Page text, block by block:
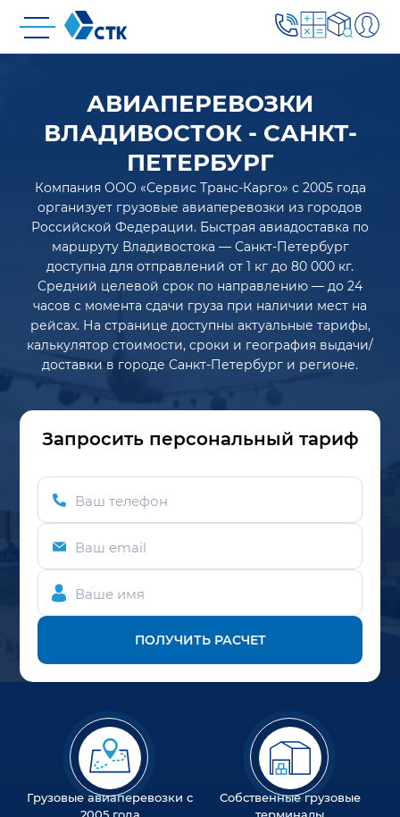
АВИАПЕРЕВОЗКИ
ВЛАДИВОСТОК - САНКТ-
ПЕТЕРБУРГ
Компания ООО «Сервис Транс-Карго» с 2005 года
организует грузовые авиаперевозки из городов
Российской Федерации. Быстрая авиадоставка по
маршруту Владивостока — Санкт-Петербург
доступна для отправлений от 1 кг до 80 000 кг.
Средний целевой срок по направлению — до 24
часов с момента сдачи груза при наличии мест на
рейсах. На странице доступны актуальные тарифы,
калькулятор стоимости, сроки и география выдачи/
доставки в городе Санкт-Петербург и регионе.
Запросить персональный тариф
Ваш телефон
Ваш email
Ваше имя
ПОЛУЧИТЬ РАСЧЕТ
Грузовые авиаперевозки с
Собственные грузовые